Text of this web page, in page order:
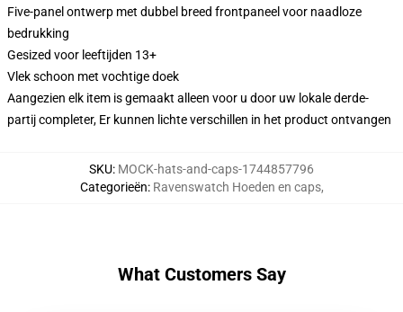
Five-panel ontwerp met dubbel breed frontpaneel voor naadloze
bedrukking
Gesized voor leeftijden 13+
Vlek schoon met vochtige doek
Aangezien elk item is gemaakt alleen voor u door uw lokale derde-
partij completer, Er kunnen lichte verschillen in het product ontvangen
SKU: MOCK-hats-and-caps-1744857796
Categorieën: Ravenswatch Hoeden en caps,
What Customers Say